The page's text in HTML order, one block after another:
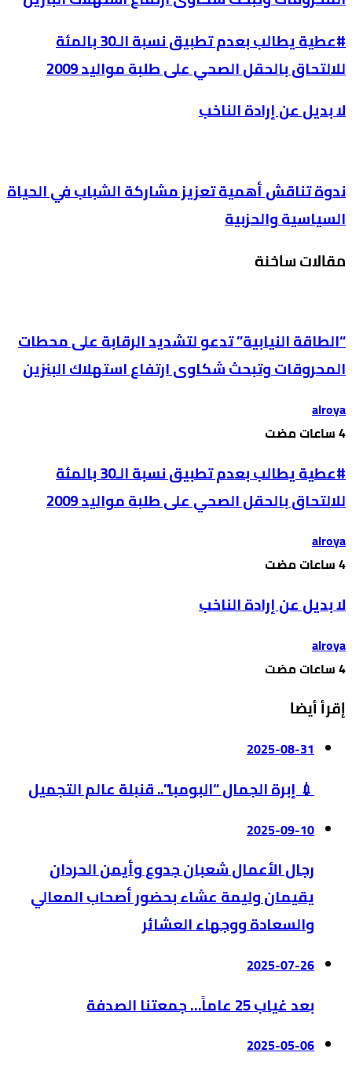
#عطية يطالب بعدم تطبيق نسبة الـ30 بالمئة
للالتحاق بالحقل الصحي على طلبة مواليد 2009
لا بديل عن إرادة الناخب
ندوة تناقش أهمية تعزيز مشاركة الشباب في الحياة
السياسية والحزبية
مقالات ساخنة
“الطاقة النيابية” تدعو لتشديد الرقابة على محطات
المحروقات وتبحث شكاوى ارتفاع استهلاك البنزين
alroya
#عطية يطالب بعدم تطبيق نسبة الـ30 بالمئة
للالتحاق بالحقل الصحي على طلبة مواليد 2009
alroya
لا بديل عن إرادة الناخب
alroya
إقرأ أيضا
2025-08-31
💉 إبرة الجمال “البومبا”.. قنبلة عالم التجميل
2025-09-10
رجال الأعمال شعبان جدوع وأيمن الحردان
يقيمان وليمة عشاء بحضور أصحاب المعالي
والسعادة ووجهاء العشائر
2025-07-26
بعد غياب 25 عاماً… جمعتنا الصدفة
2025-05-06